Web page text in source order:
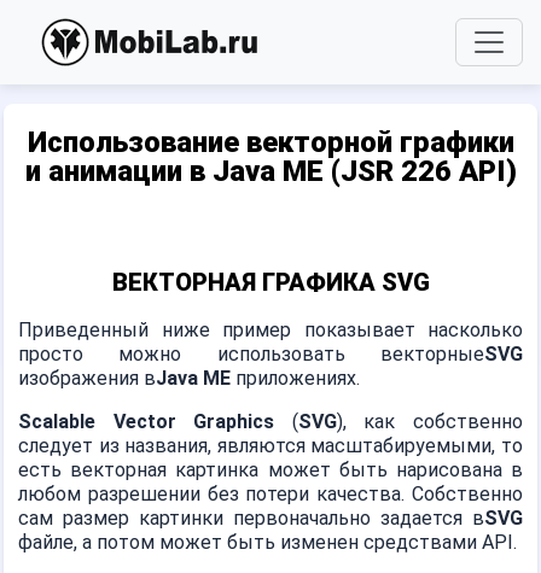
Использование векторной графики
и анимации в Java ME (JSR 226 API)
ВЕКТОРНАЯ ГРАФИКА SVG
Приведенный ниже пример показывает насколько
просто можно использовать векторныеSVG
изображения вJava ME приложениях.
Scalable Vector Graphics (SVG), как собственно
следует из названия, являются масштабируемыми, то
есть векторная картинка может быть нарисована в
любом разрешении без потери качества. Собственно
сам размер картинки первоначально задается вSVG
файле, а потом может быть изменен средствами API.